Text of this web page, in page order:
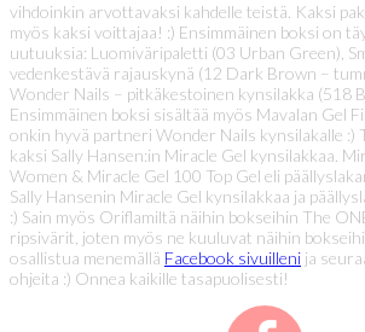
vihdoinkin arvottavaksi kahdelle teistä. Kaksi
myös kaksi voittajaa! :) Ensimmäinen boksi on
uutuuksia: Luomiväripaletti (03 Urban Green),
vedenkestävä rajauskynä (12 Dark Brown –
Wonder Nails – pitkäkestoinen kynsilakka (518
Ensimmäinen boksi sisältää myös Mavalan Gel
onkin hyvä partneri Wonder Nails kynsilakalle :)
kaksi Sally Hansen:in Miracle Gel kynsilakkaa.
Women & Miracle Gel 100 Top Gel eli
Sally Hansenin Miracle Gel kynsilakkaa ja
:) Sain myös Oriflamiltä näihin bokseihin The
ripsivärit, joten myös ne kuuluvat näihin
osallistua menemällä Facebook sivuilleni ja
ohjeita :) Onnea kaikille tasapuolisesti!